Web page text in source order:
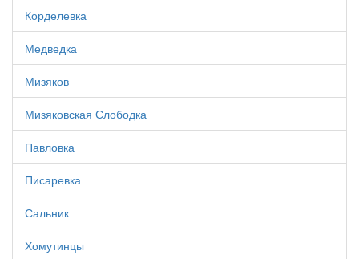
Корделевка
Медведка
Мизяков
Мизяковская Слободка
Павловка
Писаревка
Сальник
Хомутинцы